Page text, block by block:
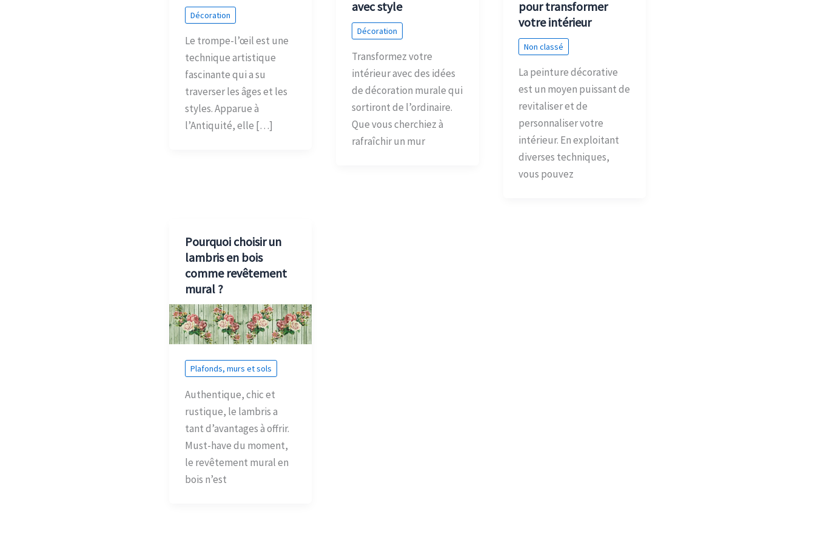
Décoration
Le trompe-l’œil est une
technique artistique
fascinante qui a su
traverser les âges et les
styles. Apparue à
l’Antiquité, elle […]
avec style
Décoration
Transformez votre
intérieur avec des idées
de décoration murale qui
sortiront de l’ordinaire.
Que vous cherchiez à
rafraîchir un mur
pour transformer
votre intérieur
Non classé
La peinture décorative
est un moyen puissant de
revitaliser et de
personnaliser votre
intérieur. En exploitant
diverses techniques,
vous pouvez
Pourquoi choisir un
lambris en bois
comme revêtement
mural ?
Plafonds, murs et sols
Authentique, chic et
rustique, le lambris a
tant d’avantages à offrir.
Must-have du moment,
le revêtement mural en
bois n’est